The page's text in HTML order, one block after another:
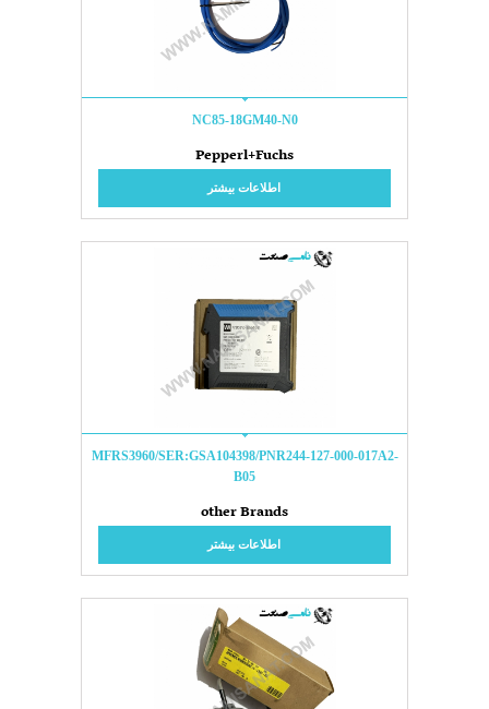
NC85-18GM40-N0
Pepperl+Fuchs
اطلاعات بیشتر
MFRS3960/SER:GSA104398/PNR244-127-000-017A2-
B05
other Brands
اطلاعات بیشتر